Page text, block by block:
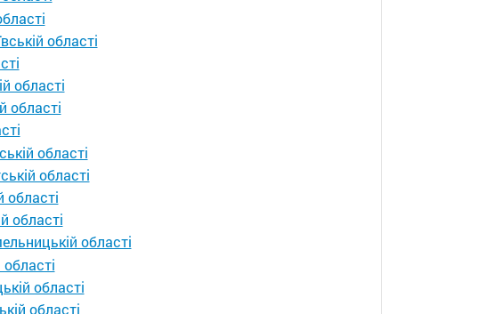
області
області
області
області
області
області
області
області
області
області